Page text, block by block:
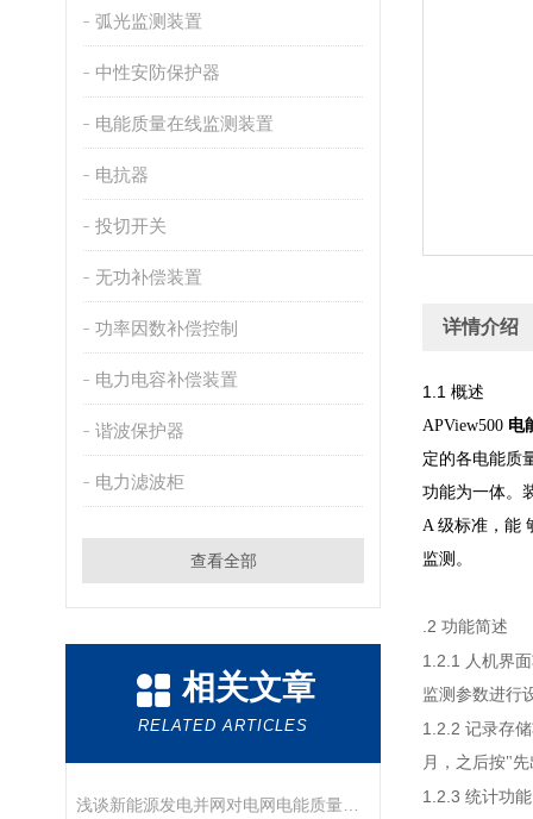
弧光监测装置
中性安防保护器
电能质量在线监测装置
电抗器
投切开关
无功补偿装置
功率因数补偿控制
电力电容补偿装置
谐波保护器
电力滤波柜
查看全部
相关文章
RELATED ARTICLES
浅谈新能源发电并网对电网电能质量的影响及解决方案
详情介绍
1.1 概述
APView500 电
定的各电能质
功能为一体。
A 级标准，能
监测。
.2 功能简述
1.2.1 人机界
监测参数进行
1.2.2 记录存
月，之后按"
1.2.3 统计功